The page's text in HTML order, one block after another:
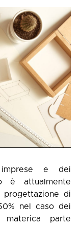
imprese e dei
è attualmente
di
nel caso dei
parte